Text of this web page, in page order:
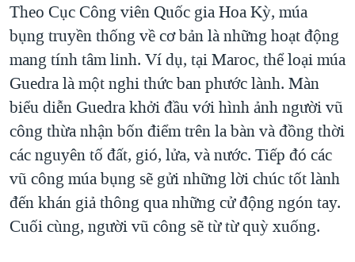
Theo Cục Công viên Quốc gia Hoa Kỳ, múa
bụng truyền thống về cơ bản là những hoạt động
mang tính tâm linh. Ví dụ, tại Maroc, thể loại múa
Guedra là một nghi thức ban phước lành. Màn
biểu diễn Guedra khởi đầu với hình ảnh người vũ
công thừa nhận bốn điểm trên la bàn và đồng thời
các nguyên tố đất, gió, lửa, và nước. Tiếp đó các
vũ công múa bụng sẽ gửi những lời chúc tốt lành
đến khán giả thông qua những cử động ngón tay.
Cuối cùng, người vũ công sẽ từ từ quỳ xuống.